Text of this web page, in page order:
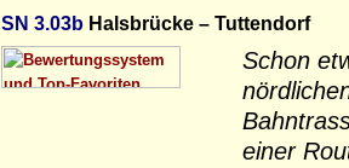
SN 3.03b Halsbrücke – Tuttendorf
Schon
einer